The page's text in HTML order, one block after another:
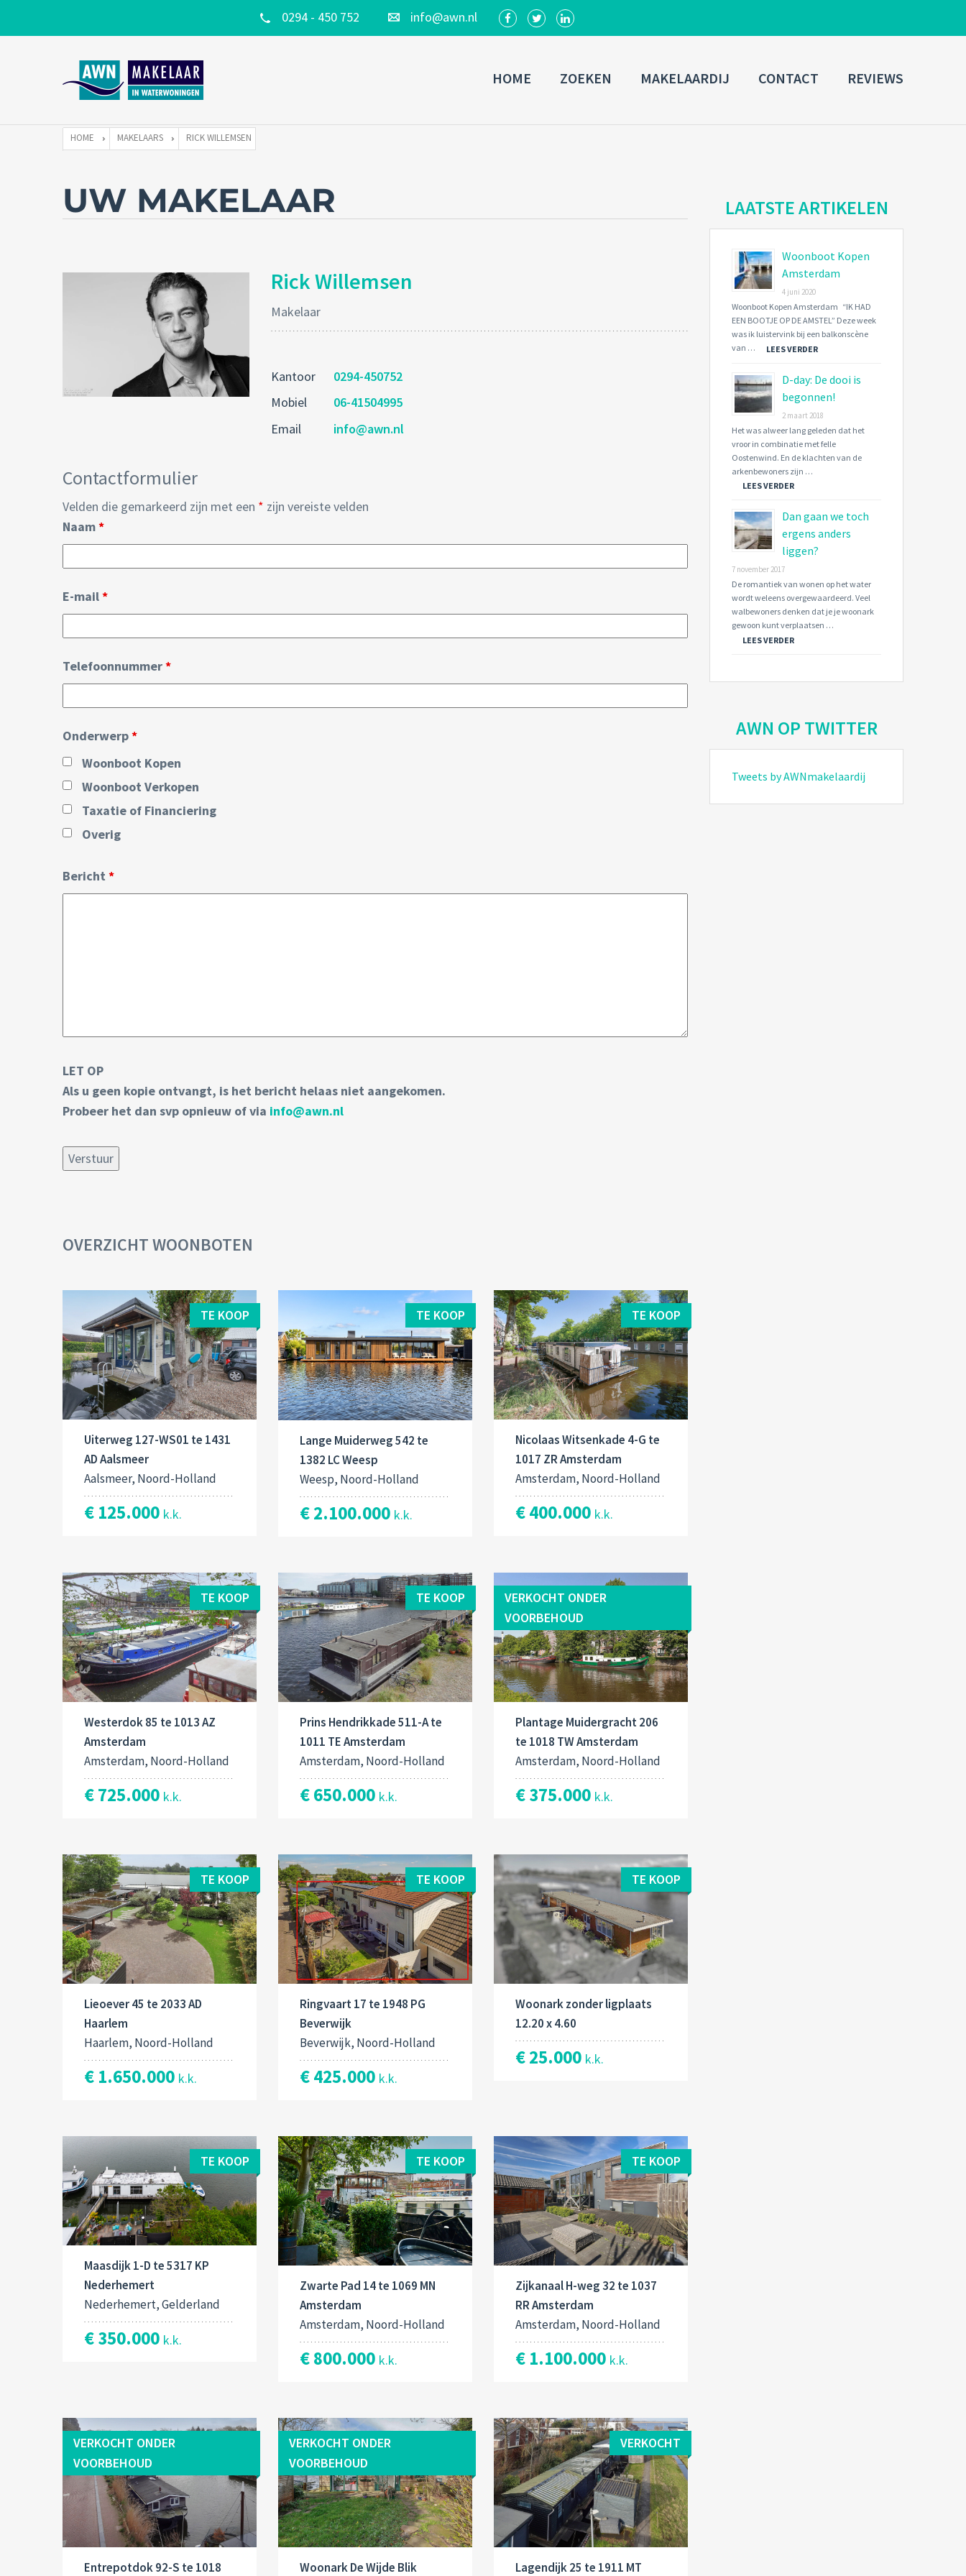
0294 - 450 752 info@awn.nl
Username
Connect with:
Forgot
password? SIGN IN
Remember me
HOME ZOEKEN MAKELAARDIJ CONTACT REVIEWS
HOME MAKELAARS RICK WILLEMSEN
UW MAKELAAR
Rick Willemsen
Makelaar
Kantoor
0294-450752
Mobiel
06-41504995
Email
info@awn.nl
Contactformulier
Velden die gemarkeerd zijn met een * zijn vereiste velden
Naam*
E-mail*
Telefoonnummer*
Onderwerp*
Woonboot Kopen
Woonboot Verkopen
Taxatie of Financiering
Overig
Bericht *
LET OP
Als u geen kopie ontvangt, is het bericht helaas niet aangekomen.
Probeer het dan svp opnieuw of via info@awn.nl
OVERZICHT WOONBOTEN
TE KOOP
Uiterweg 127-WS01 te 1431
AD Aalsmeer
Aalsmeer, Noord-Holland
€ 125.000 k.k.
TE KOOP
Lange Muiderweg 542 te
1382 LC Weesp
Weesp, Noord-Holland
€ 2.100.000 k.k.
TE KOOP
Nicolaas Witsenkade 4-G te
1017 ZR Amsterdam
Amsterdam, Noord-Holland
€ 400.000 k.k.
TE KOOP
Westerdok 85 te 1013 AZ
Amsterdam
Amsterdam, Noord-Holland
€ 725.000 k.k.
TE KOOP
Prins Hendrikkade 511-A te
1011 TE Amsterdam
Amsterdam, Noord-Holland
€ 650.000 k.k.
VERKOCHT ONDER
VOORBEHOUD
Plantage Muidergracht 206
te 1018 TW Amsterdam
Amsterdam, Noord-Holland
€ 375.000 k.k.
TE KOOP
Lieoever 45 te 2033 AD
Haarlem
Haarlem, Noord-Holland
€ 1.650.000 k.k.
TE KOOP
Ringvaart 17 te 1948 PG
Beverwijk
Beverwijk, Noord-Holland
€ 425.000 k.k.
TE KOOP
Woonark zonder ligplaats
12.20 x 4.60
€ 25.000 k.k.
TE KOOP
Maasdijk 1-D te 5317 KP
Nederhemert
Nederhemert, Gelderland
€ 350.000 k.k.
TE KOOP
Zwarte Pad 14 te 1069 MN
Amsterdam
Amsterdam, Noord-Holland
€ 800.000 k.k.
TE KOOP
Zijkanaal H-weg 32 te 1037
RR Amsterdam
Amsterdam, Noord-Holland
€ 1.100.000 k.k.
VERKOCHT ONDER
VOORBEHOUD
Entrepotdok 92-S te 1018
VERKOCHT ONDER
VOORBEHOUD
Woonark De Wijde Blik
VERKOCHT
Lagendijk 25 te 1911 MT
LAATSTE ARTIKELEN
Woonboot Kopen
Amsterdam
4 juni 2020
Woonboot Kopen Amsterdam “IK HAD
EEN BOOTJE OP DE AMSTEL” Deze week
was ik luistervink bij een balkonscène
van …
LEES VERDER
D-day: De dooi is
begonnen!
2 maart 2018
Het was alweer lang geleden dat het
vroor in combinatie met felle
Oostenwind. En de klachten van de
arkenbewoners zijn …
LEES VERDER
Dan gaan we toch
ergens anders
liggen?
7 november 2017
De romantiek van wonen op het water
wordt weleens overgewaardeerd. Veel
walbewoners denken dat je je woonark
gewoon kunt verplaatsen …
LEES VERDER
AWN OP TWITTER
Tweets by AWNmakelaardij